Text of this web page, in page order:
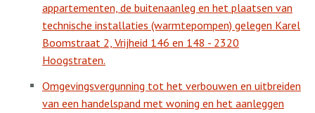
appartementen, de buitenaanleg en het plaatsen van
technische installaties (warmtepompen) gelegen Karel
Boomstraat 2, Vrijheid 146 en 148 - 2320
Hoogstraten.
Omgevingsvergunning tot het verbouwen en uitbreiden
van een handelspand met woning en het aanleggen